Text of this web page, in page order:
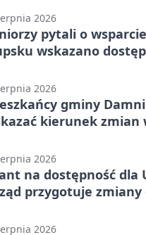
2026
pytali o
wskazano
2026
gminy
kierunek zmian
2026
na dostępność dla
przygotuje zmiany
2026